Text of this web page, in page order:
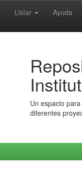
Listar Ayuda
Un espacio
diferentes